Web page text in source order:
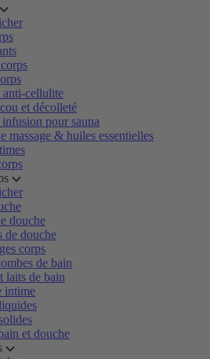
anti-cellulite
et décolleté
pour sauna
massage & huiles essentielles
douche
de douche
corps
de bain
laits de bain
intime
et douche